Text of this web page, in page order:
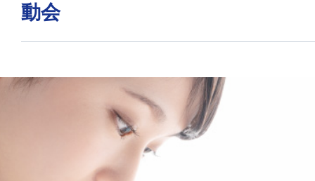
動会